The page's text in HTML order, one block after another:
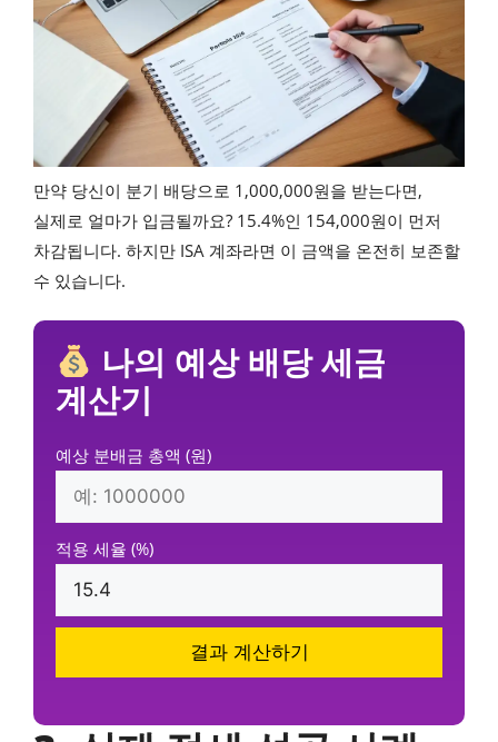
만약 당신이 분기 배당으로 1,000,000원을 받는다면,
실제로 얼마가 입금될까요? 15.4%인 154,000원이 먼저
차감됩니다. 하지만 ISA 계좌라면 이 금액을 온전히 보존할
수 있습니다.
나의 예상 배당 세금
계산기
예상 분배금 총액 (원)
적용 세율 (%)
결과 계산하기